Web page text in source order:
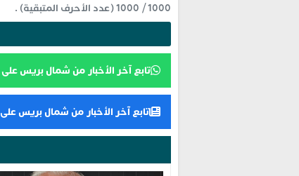
1000
/
1000(عدد الأحرف المتبقية) .
تابع آخر الأخبار من شمال بريس على WhatsApp
تابع آخر الأخبار من شمال بريس على Google News